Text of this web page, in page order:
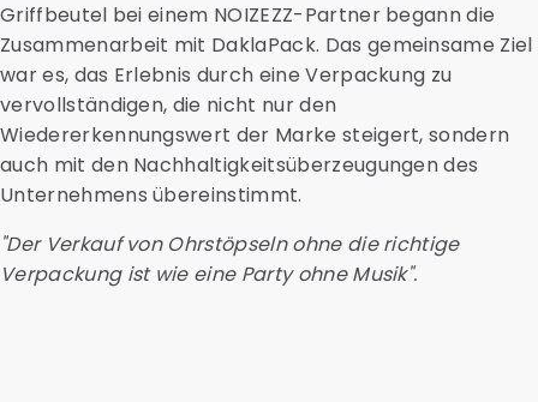
Griffbeutel bei einem NOIZEZZ-Partner begann die
Zusammenarbeit mit DaklaPack. Das gemeinsame Ziel
war es, das Erlebnis durch eine Verpackung zu
vervollständigen, die nicht nur den
Wiedererkennungswert der Marke steigert, sondern
auch mit den Nachhaltigkeitsüberzeugungen des
Unternehmens übereinstimmt.
"Der Verkauf von Ohrstöpseln ohne die richtige
Verpackung ist wie eine Party ohne Musik".